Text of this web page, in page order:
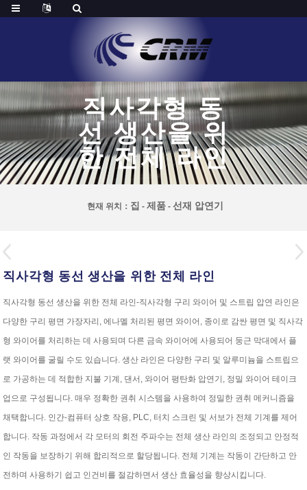
직사각형 동
선 생산을 위
한 전체 라인
현재 위치： 집 - 제품 - 선재 압연기
직사각형 동선 생산을 위한 전체 라인
직사각형 동선 생산을 위한 전체 라인-직사각형 구리 와이어 및 스트립 압연 라인은
다양한 구리 평면 가장자리, 에나멜 처리된 평면 와이어, 종이로 감싼 평면 및 직사각
형 와이어를 처리하는 데 사용되며 다른 금속 와이어에 사용되어 둥근 막대에서 플
랫 와이어를 굴릴 수도 있습니다. 생산 라인은 다양한 구리 및 알루미늄을 스트립으
로 가공하는 데 적합한 지불 기계, 댄서, 와이어 평탄화 압연기, 정밀 와이어 테이크
업으로 구성됩니다. 매우 정확한 권취 시스템을 사용하여 정밀한 권취 메커니즘을
채택합니다. 인간-컴퓨터 상호 작용, PLC, 터치 스크린 및 서보가 전체 기계를 제어
합니다. 작동 과정에서 각 모터의 회전 주파수는 전체 생산 라인의 조정되고 안정적
인 작동을 보장하기 위해 합리적으로 할당됩니다. 전체 기계는 작동이 간단하고 안
전하며 사용하기 쉽고 인건비를 절감하면서 생산 효율성을 향상시킵니다.